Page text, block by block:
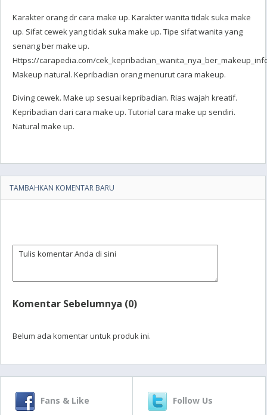
Karakter orang dr cara make up. Karakter wanita tidak suka make
up. Sifat cewek yang tidak suka make up. Tipe sifat wanita yang
senang ber make up.
Https://carapedia.com/
Makeup natural. Kepribadian orang menurut cara makeup.
Diving cewek. Make up sesuai kepribadian. Rias wajah kreatif.
Kepribadian dari cara make up. Tutorial cara make up sendiri.
Natural make up.
TAMBAHKAN KOMENTAR BARU
Komentar Sebelumnya (0)
Belum ada komentar untuk produk ini.
Fans & Like Follow Us